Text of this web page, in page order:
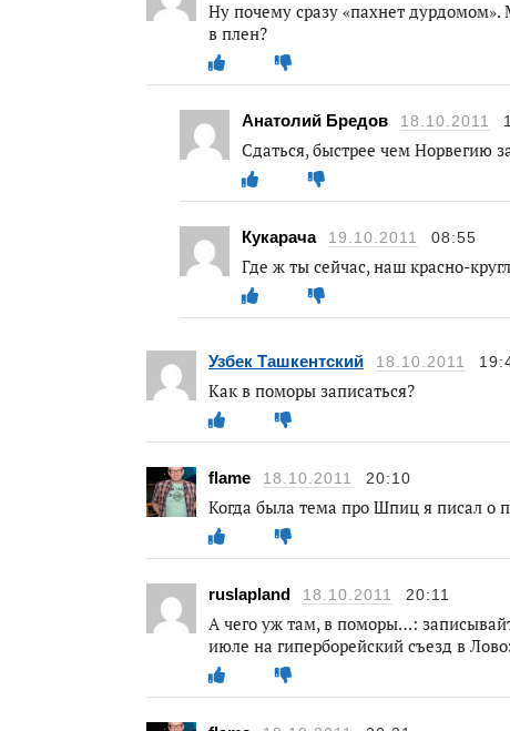
Ну почему сразу «пахнет
в плен?
Анатолий Бредов 18.10.2011
Сдаться, быстрее чем Норвегию
Кукарача 19.10.2011 08:55
Где ж ты сейчас, наш красно-
Узбек Ташкентский 18.10.2011
Как в поморы записаться?
flame 18.10.2011 20:10
Когда была тема про Шпиц я писал о
ruslapland 18.10.2011 20:11
А чего уж там, в поморы…:
июле на гиперборейский съезд в